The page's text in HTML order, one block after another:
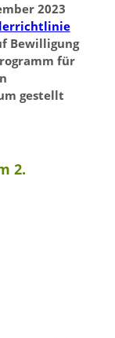
2023
Bewilligung
für
gestellt
2.